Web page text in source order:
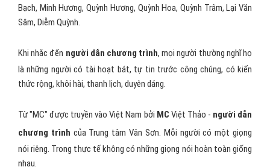
Bạch, Minh Hương, Quỳnh Hương, Quỳnh Hoa, Quỳnh Trâm, Lại Văn
Sâm, Diễm Quỳnh.
Khi nhắc đến người dẫn chương trình, mọi người thường nghĩ họ
là những người có tài hoạt bát, tự tin trước công chúng, có kiến
thức rộng, khôi hài, thanh lịch, duyên dáng.
Từ "MC" được truyền vào Việt Nam bởi MC Việt Thảo - người dẫn
chương trình của Trung tâm Vân Sơn. Mỗi người có một giọng
nói riêng. Trong thực tế không có những giọng nói hoàn toàn giống
nhau.